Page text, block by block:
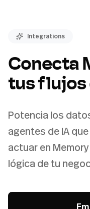
Integrations
Conecta
tus flujos
Potencia los
agentes de IA
actuar en
lógica de tu